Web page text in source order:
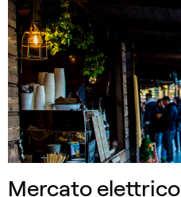
Mercato elettrico